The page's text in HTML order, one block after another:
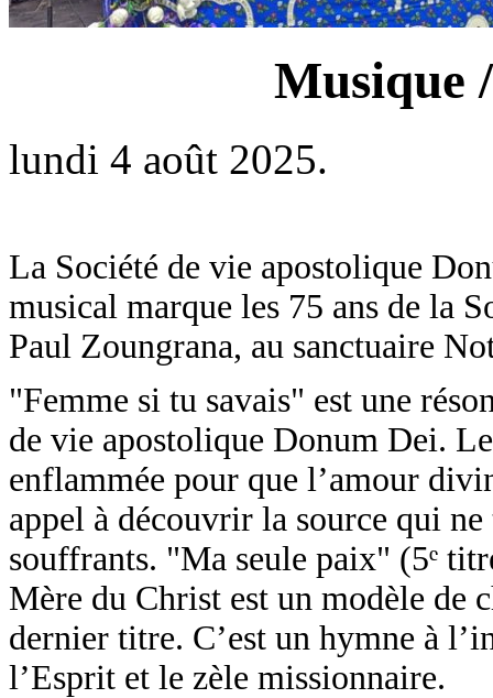
Musique
lundi 4 août 2025.
La Société de vie apostolique
musical marque les 75 ans de la
Paul Zoungrana, au sanctuaire
"Femme si tu savais" est une
de vie apostolique Donum Dei.
enflammée pour que l’amour
appel à découvrir la source qui
souffrants. "Ma seule paix" (5ᵉ
Mère du Christ est un modèle de
dernier titre. C’est un hymne à
l’Esprit et le zèle missionnaire.